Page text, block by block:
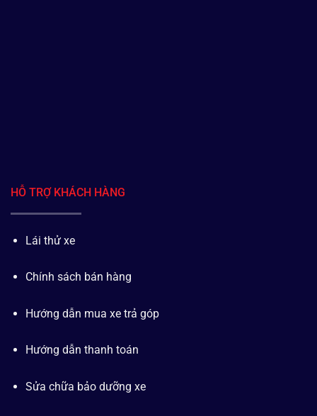
HỖ TRỢ KHÁCH HÀNG
Lái thử xe
Chính sách bán hàng
Hướng dẫn mua xe trả góp
Hướng dẫn thanh toán
Sửa chữa bảo dưỡng xe